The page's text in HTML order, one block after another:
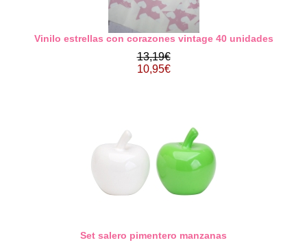
Vinilo estrellas con corazones vintage 40 unidades
13,19€
10,95€
Set salero pimentero manzanas